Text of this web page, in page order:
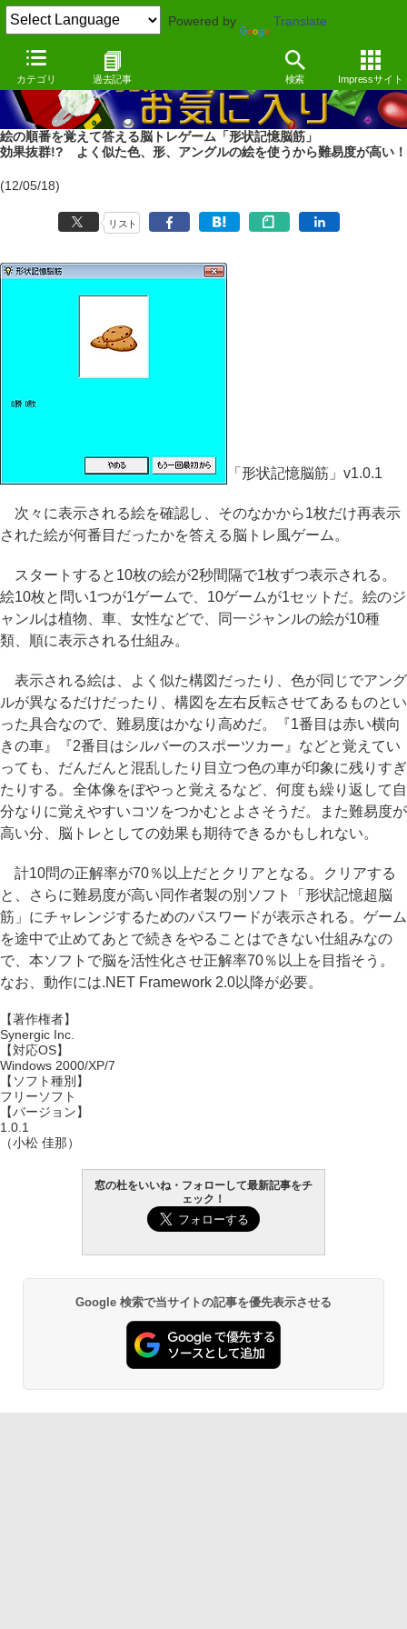
Powered by Translate
カテゴリ 過去記事 検索 Impressサイト
絵の順番を覚えて答える脳トレゲーム「形状記憶脳筋」
効果抜群!? よく似た色、形、アングルの絵を使うから難易度が高い！
(12/05/18)
リスト
「形状記憶脳筋」v1.0.1
次々に表示される絵を確認し、そのなかから1枚だけ再表示
された絵が何番目だったかを答える脳トレ風ゲーム。
スタートすると10枚の絵が2秒間隔で1枚ずつ表示される。
絵10枚と問い1つが1ゲームで、10ゲームが1セットだ。絵のジ
ャンルは植物、車、女性などで、同一ジャンルの絵が10種
類、順に表示される仕組み。
表示される絵は、よく似た構図だったり、色が同じでアング
ルが異なるだけだったり、構図を左右反転させてあるものとい
った具合なので、難易度はかなり高めだ。『1番目は赤い横向
きの車』『2番目はシルバーのスポーツカー』などと覚えてい
っても、だんだんと混乱したり目立つ色の車が印象に残りすぎ
たりする。全体像をぼやっと覚えるなど、何度も繰り返して自
分なりに覚えやすいコツをつかむとよさそうだ。また難易度が
高い分、脳トレとしての効果も期待できるかもしれない。
計10問の正解率が70％以上だとクリアとなる。クリアする
と、さらに難易度が高い同作者製の別ソフト「形状記憶超脳
筋」にチャレンジするためのパスワードが表示される。ゲーム
を途中で止めてあとで続きをやることはできない仕組みなの
で、本ソフトで脳を活性化させ正解率70％以上を目指そう。
なお、動作には.NET Framework 2.0以降が必要。
【著作権者】
Synergic Inc.
【対応OS】
Windows 2000/XP/7
【ソフト種別】
フリーソフト
【バージョン】
1.0.1
（小松 佳那）
窓の杜をいいね・フォローして最新記事をチ
ェック！
Google 検索で当サイトの記事を優先表示させる